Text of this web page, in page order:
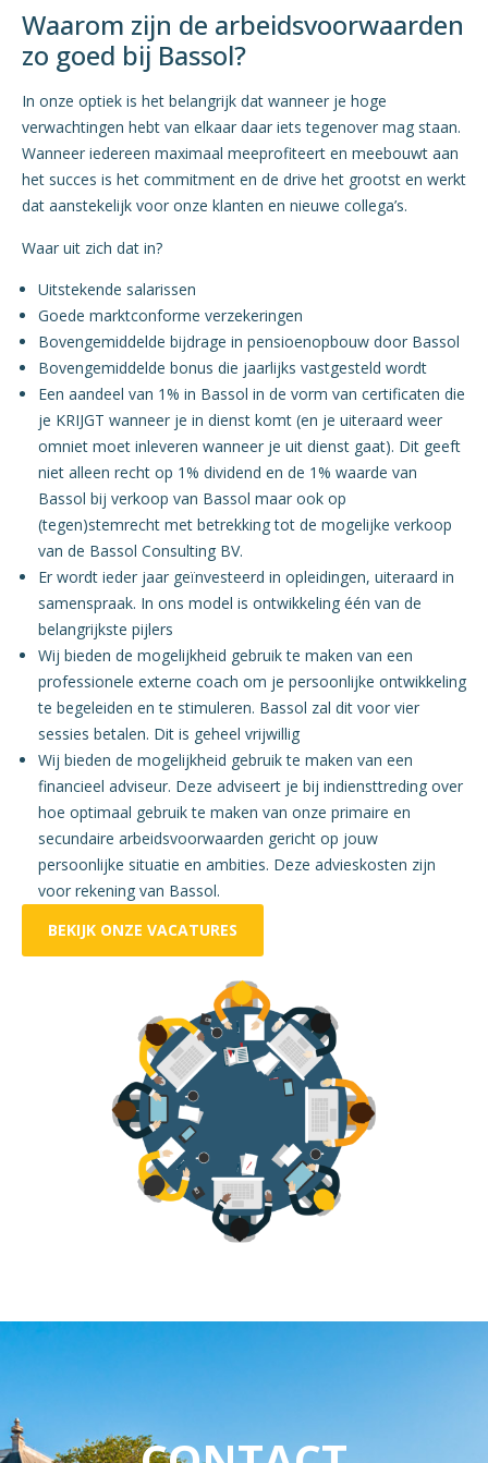
Waarom zijn de arbeidsvoorwaarden
zo goed bij Bassol?
In onze optiek is het belangrijk dat wanneer je hoge
verwachtingen hebt van elkaar daar iets tegenover mag staan.
Wanneer iedereen maximaal meeprofiteert en meebouwt aan
het succes is het commitment en de drive het grootst en werkt
dat aanstekelijk voor onze klanten en nieuwe collega’s.
Waar uit zich dat in?
Uitstekende salarissen
Goede marktconforme verzekeringen
Bovengemiddelde bijdrage in pensioenopbouw door Bassol
Bovengemiddelde bonus die jaarlijks vastgesteld wordt
Een aandeel van 1% in Bassol in de vorm van certificaten die
je KRIJGT wanneer je in dienst komt (en je uiteraard weer
omniet moet inleveren wanneer je uit dienst gaat). Dit geeft
niet alleen recht op 1% dividend en de 1% waarde van
Bassol bij verkoop van Bassol maar ook op
(tegen)stemrecht met betrekking tot de mogelijke verkoop
van de Bassol Consulting BV.
Er wordt ieder jaar geïnvesteerd in opleidingen, uiteraard in
samenspraak. In ons model is ontwikkeling één van de
belangrijkste pijlers
Wij bieden de mogelijkheid gebruik te maken van een
professionele externe coach om je persoonlijke ontwikkeling
te begeleiden en te stimuleren. Bassol zal dit voor vier
sessies betalen. Dit is geheel vrijwillig
Wij bieden de mogelijkheid gebruik te maken van een
financieel adviseur. Deze adviseert je bij indiensttreding over
hoe optimaal gebruik te maken van onze primaire en
secundaire arbeidsvoorwaarden gericht op jouw
persoonlijke situatie en ambities. Deze advieskosten zijn
voor rekening van Bassol.
BEKIJK ONZE VACATURES